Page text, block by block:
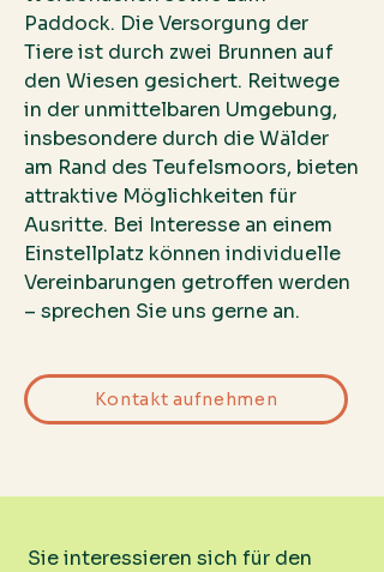
Paddock. Die Versorgung der
Tiere ist durch zwei Brunnen auf
den Wiesen gesichert. Reitwege
in der unmittelbaren Umgebung,
insbesondere durch die Wälder
am Rand des Teufelsmoors, bieten
attraktive Möglichkeiten für
Ausritte. Bei Interesse an einem
Einstellplatz können individuelle
Vereinbarungen getroffen werden
– sprechen Sie uns gerne an.
Kontakt aufnehmen
Sie interessieren sich für den